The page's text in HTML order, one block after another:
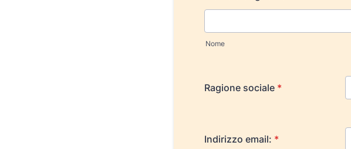
Nome
Ragione sociale *
Indirizzo email: *